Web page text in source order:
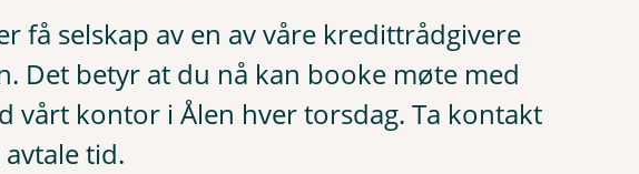
få selskap av en av våre kredittrådgivere
Det betyr at du nå kan booke møte med
vårt kontor i Ålen hver torsdag. Ta kontakt
tid.